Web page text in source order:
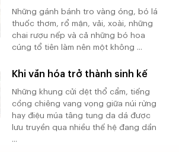
Những gánh bánh tro vàng óng, bó lá
thuốc thơm, rổ mận, vải, xoài, những
chai rượu nếp và cả những bó hoa
cúng tổ tiên làm nên một không ...
Khi văn hóa trở thành sinh kế
Những khung cửi dệt thổ cẩm, tiếng
cồng chiêng vang vọng giữa núi rừng
hay điệu múa tâng tung da dá được
lưu truyền qua nhiều thế hệ đang dần
...